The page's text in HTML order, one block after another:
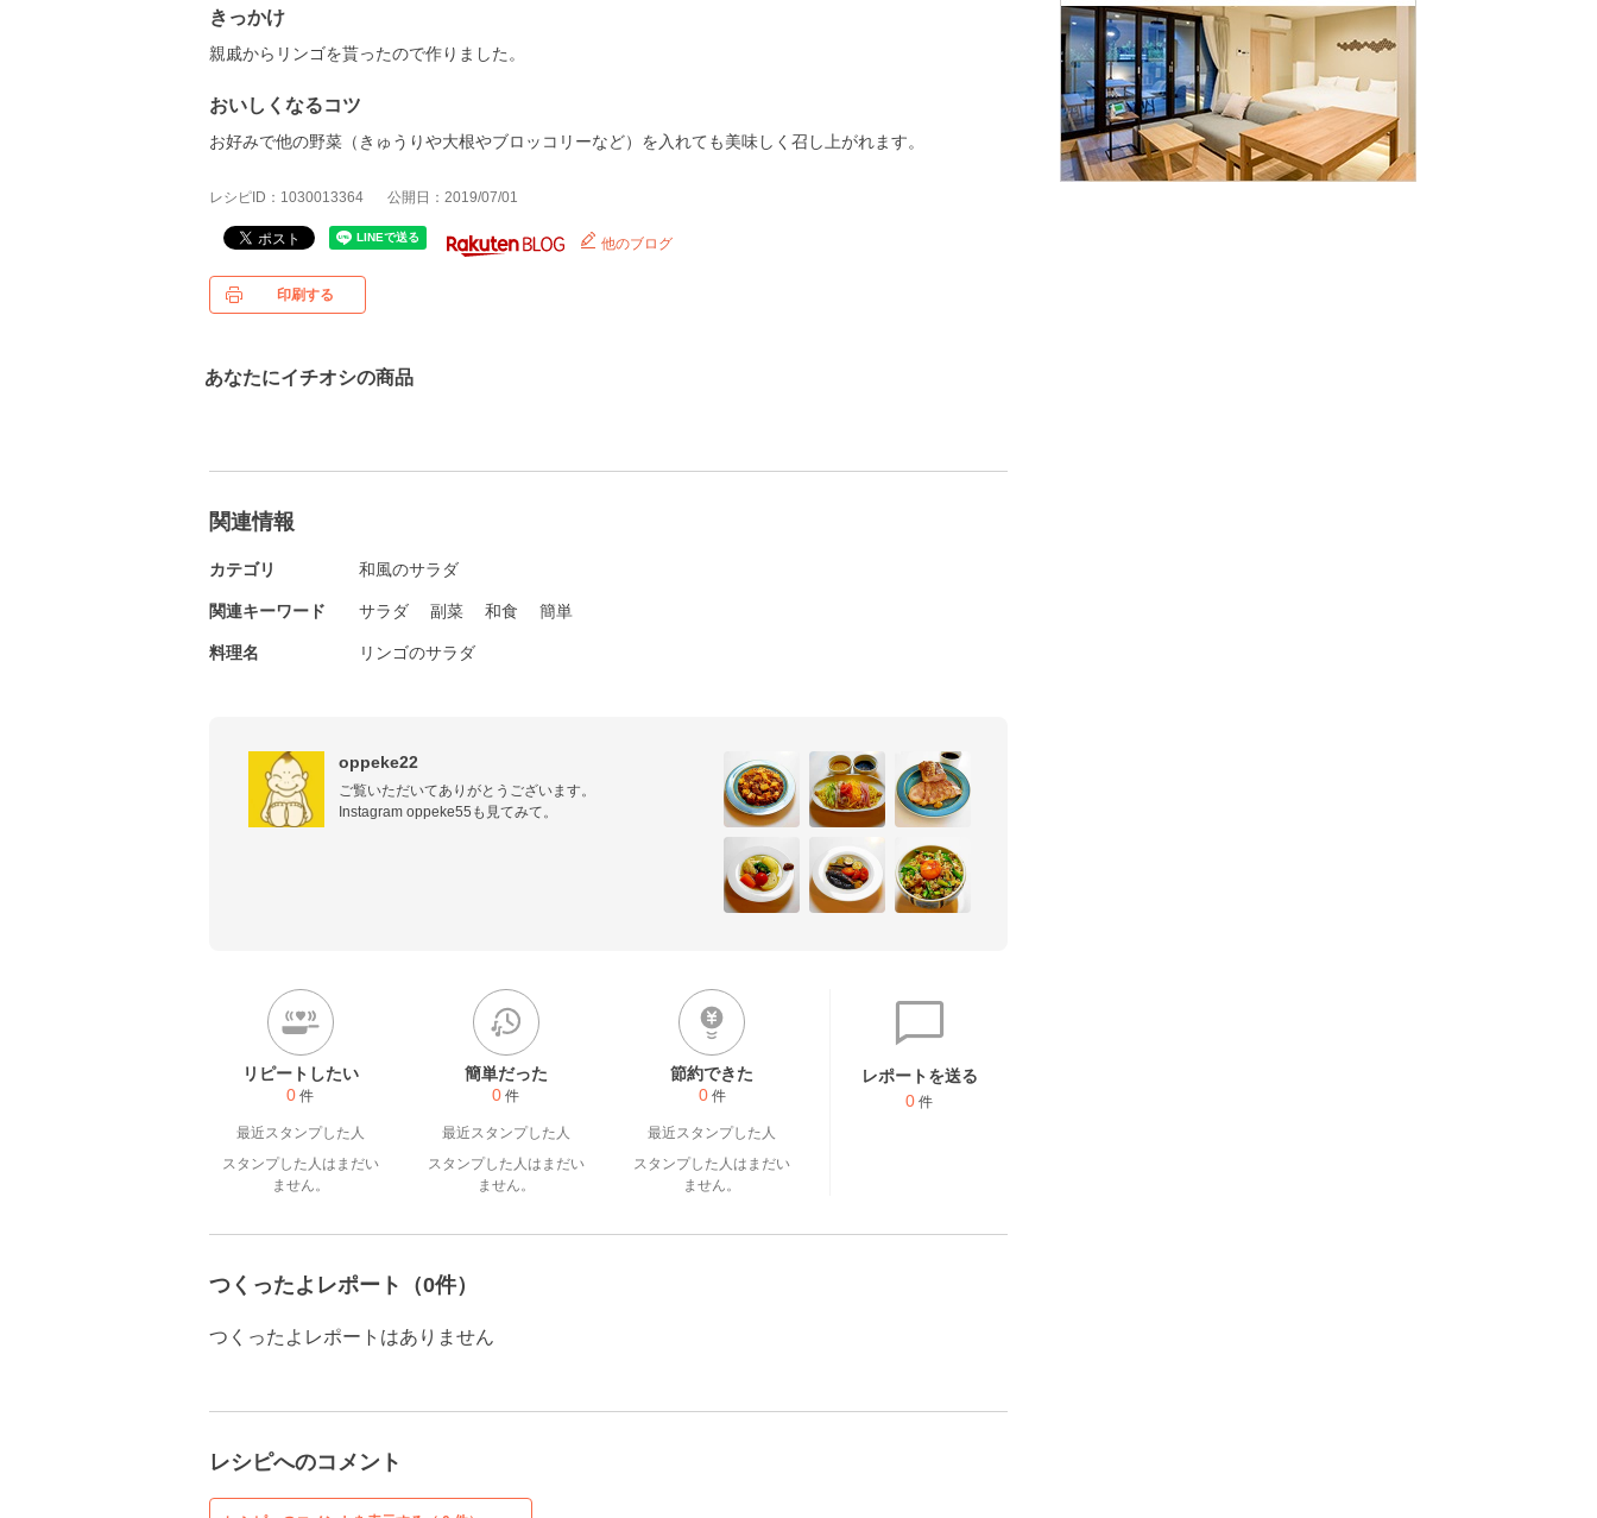
きっかけ
親戚からリンゴを貰ったので作りました。
おいしくなるコツ
お好みで他の野菜（きゅうりや大根やブロッコリーなど）を入れても美味しく召し上がれます。
レシピID：1030013364 公開日：2019/07/01
他のブログ
印刷する
あなたにイチオシの商品
関連情報
カテゴリ 和風のサラダ
関連キーワード サラダ 副菜 和食 簡単
料理名 リンゴのサラダ
oppeke22
ご覧いただいてありがとうございます。
Instagram oppeke55も見てみて。
リピートしたい
0 件
最近スタンプした人
スタンプした人はまだい
ません。
簡単だった
0 件
最近スタンプした人
スタンプした人はまだい
ません。
節約できた
0 件
最近スタンプした人
スタンプした人はまだい
ません。
レポートを送る
0 件
つくったよレポート（0件）
つくったよレポートはありません
レシピへのコメント